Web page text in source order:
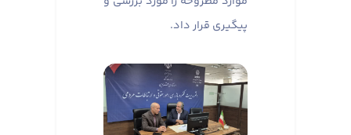
پیگیری قرار داد.